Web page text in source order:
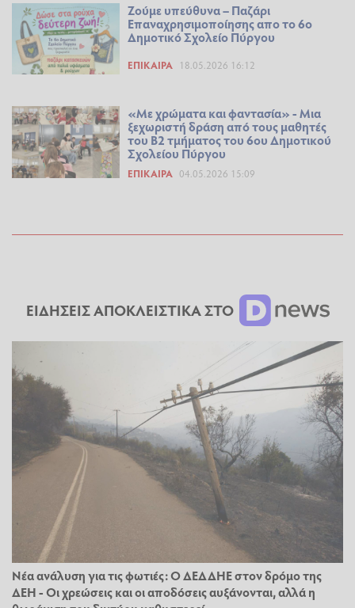
Ζούμε υπεύθυνα – Παζάρι
Επαναχρησιμοποίησης απο το 6ο
Δημοτικό Σχολείο Πύργου
ΕΠΊΚΑΙΡΑ 18.05.2026 16:12
«Με χρώματα και φαντασία» - Μια
ξεχωριστή δράση από τους μαθητές
του Β2 τμήματος του 6ου Δημοτικού
Σχολείου Πύργου
ΕΠΊΚΑΙΡΑ 04.05.2026 15:09
ΕΙΔΗΣΕΙΣ ΑΠΟΚΛΕΙΣΤΙΚΑ ΣΤΟ
Νέα ανάλυση για τις φωτιές: Ο ΔΕΔΔΗΕ στον δρόμο της
ΔΕΗ - Οι χρεώσεις και οι αποδόσεις αυξάνονται, αλλά η